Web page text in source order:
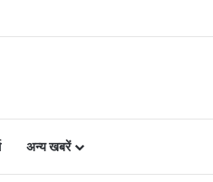
मिलेगा सफर का नया विकल्प
अन्य खबरें